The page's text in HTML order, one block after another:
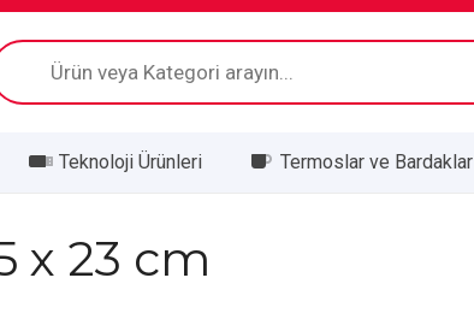
Teknoloji Ürünleri Termoslar ve Bardaklar
x 23 cm